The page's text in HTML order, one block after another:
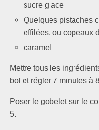
sucre glace
Quelques pistaches
effilées, ou copeaux
caramel
Mettre tous les
bol et régler 7 minutes à
Poser le gobelet sur le
5.